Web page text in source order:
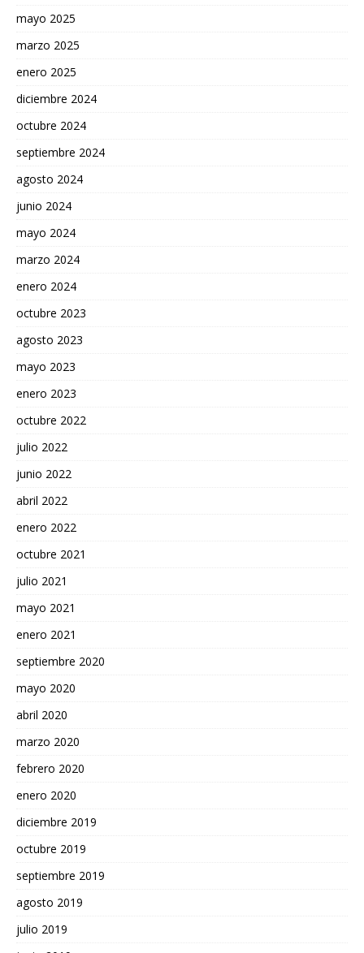
mayo 2025
marzo 2025
enero 2025
diciembre 2024
octubre 2024
septiembre 2024
agosto 2024
junio 2024
mayo 2024
marzo 2024
enero 2024
octubre 2023
agosto 2023
mayo 2023
enero 2023
octubre 2022
julio 2022
junio 2022
abril 2022
enero 2022
octubre 2021
julio 2021
mayo 2021
enero 2021
septiembre 2020
mayo 2020
abril 2020
marzo 2020
febrero 2020
enero 2020
diciembre 2019
octubre 2019
septiembre 2019
agosto 2019
julio 2019